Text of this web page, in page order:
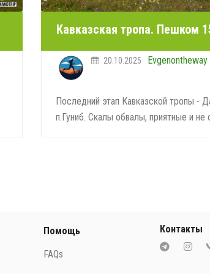
Кавказская тропа. Пешком
Evgenontheway
20.10.2025
Последний этап Кавказской тропы -
п.Гуниб. Скалы обвалы, приятные и не
Помощь
FAQs
Контакты